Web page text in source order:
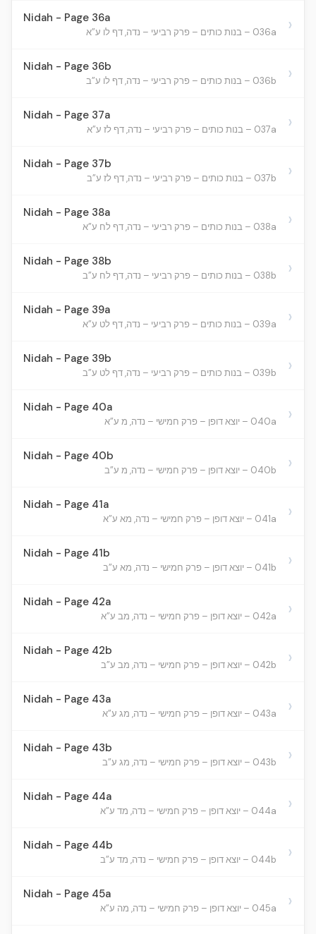
Nidah - Page 36a
036a – בנות כותים – פרק רביעי – נדה, דף לו ע”א ›
Nidah - Page 36b
036b – בנות כותים – פרק רביעי – נדה, דף לו ע”ב ›
Nidah - Page 37a
037a – בנות כותים – פרק רביעי – נדה, דף לז ע”א ›
Nidah - Page 37b
037b – בנות כותים – פרק רביעי – נדה, דף לז ע”ב ›
Nidah - Page 38a
038a – בנות כותים – פרק רביעי – נדה, דף לח ע”א ›
Nidah - Page 38b
038b – בנות כותים – פרק רביעי – נדה, דף לח ע”ב ›
Nidah - Page 39a
039a – בנות כותים – פרק רביעי – נדה, דף לט ע”א ›
Nidah - Page 39b
039b – בנות כותים – פרק רביעי – נדה, דף לט ע”ב ›
Nidah - Page 40a
040a – יוצא דופן – פרק חמישי – נדה, מ ע”א ›
Nidah - Page 40b
040b – יוצא דופן – פרק חמישי – נדה, מ ע”ב ›
Nidah - Page 41a
041a – יוצא דופן – פרק חמישי – נדה, מא ע”א ›
Nidah - Page 41b
041b – יוצא דופן – פרק חמישי – נדה, מא ע”ב ›
Nidah - Page 42a
042a – יוצא דופן – פרק חמישי – נדה, מב ע”א ›
Nidah - Page 42b
042b – יוצא דופן – פרק חמישי – נדה, מב ע”ב ›
Nidah - Page 43a
043a – יוצא דופן – פרק חמישי – נדה, מג ע”א ›
Nidah - Page 43b
043b – יוצא דופן – פרק חמישי – נדה, מג ע”ב ›
Nidah - Page 44a
044a – יוצא דופן – פרק חמישי – נדה, מד ע”א ›
Nidah - Page 44b
044b – יוצא דופן – פרק חמישי – נדה, מד ע”ב ›
Nidah - Page 45a
045a – יוצא דופן – פרק חמישי – נדה, מה ע”א ›